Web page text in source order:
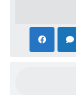
Arquivos para
Contas Públicas